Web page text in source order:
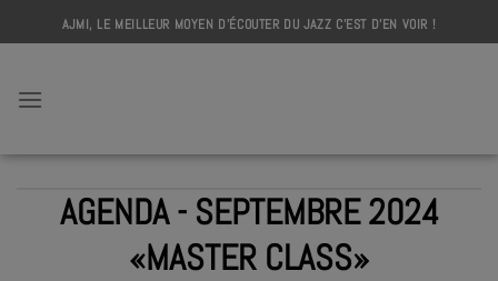
to
AJMI, LE MEILLEUR MOYEN D'ÉCOUTER DU JAZZ C'EST D'EN VOIR !
AGENDA - SEPTEMBRE 2024
«MASTER CLASS»